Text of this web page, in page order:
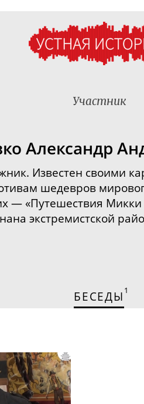
Участник
Александр
Известен своими
шедевров
— «Путешествия Микки
экстремистской
БЕСЕДЫ 1